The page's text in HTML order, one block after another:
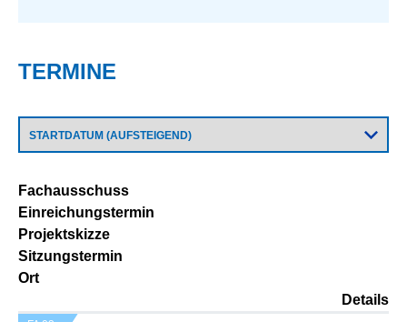
TERMINE
Fachausschuss
Einreichungstermin
Projektskizze
Sitzungstermin
Ort
Details